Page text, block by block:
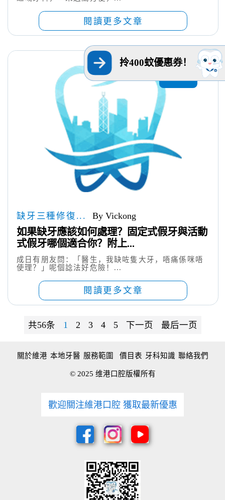
閱讀更多文章
2025
缺牙三種修復... By Vickong
如果缺牙應該如何處理？固定式假牙與活動
式假牙哪個適合你？附上...
成日有朋友問：「醫生，我缺咗隻大牙，唔痛係咪唔
使理？」呢個諗法好危險！...
閱讀更多文章
共56条 1 2 3 4 5 下一页 最后一页
關於維港 本地牙醫 服務範圍 價目表 牙科知識 聯絡我們
© 2025 维港口腔版權所有
歡迎關注維港口腔 獲取最新優惠
拎400蚊優惠券！